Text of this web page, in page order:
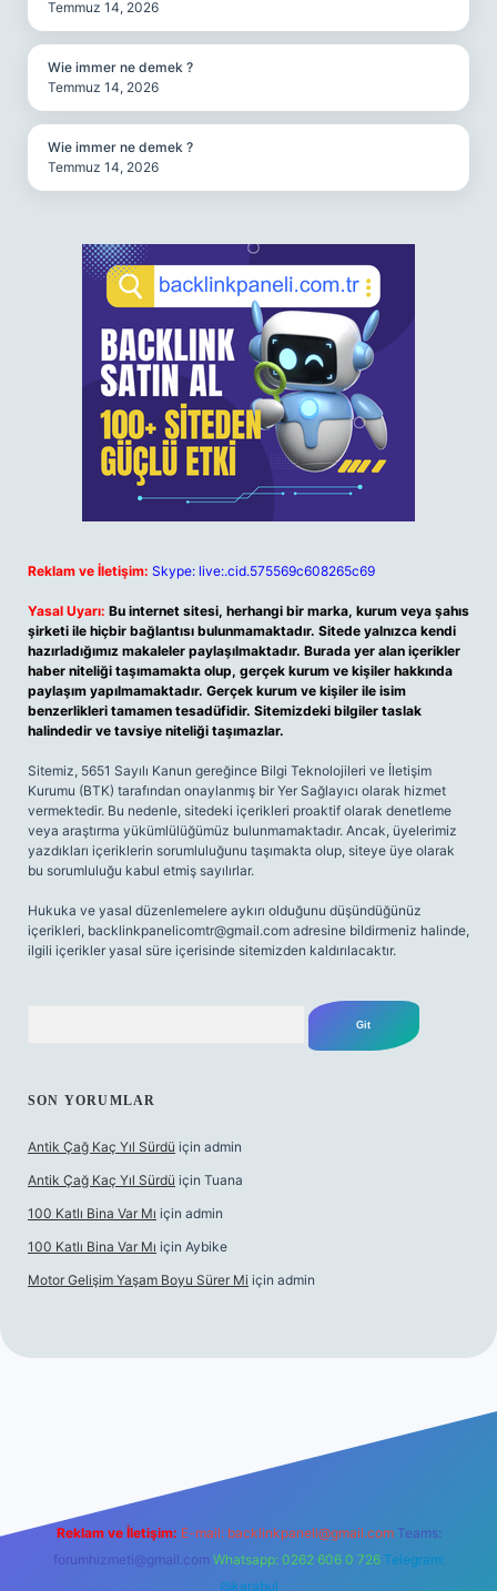
Temmuz 14, 2026
Wie immer ne demek ?
Temmuz 14, 2026
Wie immer ne demek ?
Temmuz 14, 2026
Reklam ve İletişim: Skype: live:.cid.575569c608265c69
Yasal Uyarı: Bu internet sitesi, herhangi bir marka, kurum veya şahıs
şirketi ile hiçbir bağlantısı bulunmamaktadır. Sitede yalnızca kendi
hazırladığımız makaleler paylaşılmaktadır. Burada yer alan içerikler
haber niteliği taşımamakta olup, gerçek kurum ve kişiler hakkında
paylaşım yapılmamaktadır. Gerçek kurum ve kişiler ile isim
benzerlikleri tamamen tesadüfidir. Sitemizdeki bilgiler taslak
halindedir ve tavsiye niteliği taşımazlar.
Sitemiz, 5651 Sayılı Kanun gereğince Bilgi Teknolojileri ve İletişim
Kurumu (BTK) tarafından onaylanmış bir Yer Sağlayıcı olarak hizmet
vermektedir. Bu nedenle, sitedeki içerikleri proaktif olarak denetleme
veya araştırma yükümlülüğümüz bulunmamaktadır. Ancak, üyelerimiz
yazdıkları içeriklerin sorumluluğunu taşımakta olup, siteye üye olarak
bu sorumluluğu kabul etmiş sayılırlar.
Hukuka ve yasal düzenlemelere aykırı olduğunu düşündüğünüz
içerikleri, backlinkpanelicomtr@gmail.com adresine bildirmeniz halinde,
ilgili içerikler yasal süre içerisinde sitemizden kaldırılacaktır.
SON YORUMLAR
Antik Çağ Kaç Yıl Sürdü için admin
Antik Çağ Kaç Yıl Sürdü için Tuana
100 Katlı Bina Var Mı için admin
100 Katlı Bina Var Mı için Aybike
Motor Gelişim Yaşam Boyu Sürer Mi için admin
Reklam ve İletişim: E-mail: backlinkpaneli@gmail.com Teams:
forumhizmeti@gmail.com Whatsapp: 0262 606 0 726 Telegram:
@karabul